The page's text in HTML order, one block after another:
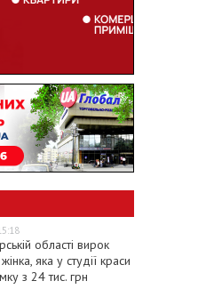
області вирок
яка у студії краси
з 24 тис. грн